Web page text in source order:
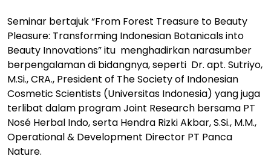
Seminar bertajuk “From Forest Treasure to Beauty
Pleasure: Transforming Indonesian Botanicals into
Beauty Innovations” itu menghadirkan narasumber
berpengalaman di bidangnya, seperti Dr. apt. Sutriyo,
M.Si., CRA., President of The Society of Indonesian
Cosmetic Scientists (Universitas Indonesia) yang juga
terlibat dalam program Joint Research bersama PT
Nosé Herbal Indo, serta Hendra Rizki Akbar, S.Si., M.M.,
Operational & Development Director PT Panca
Nature.